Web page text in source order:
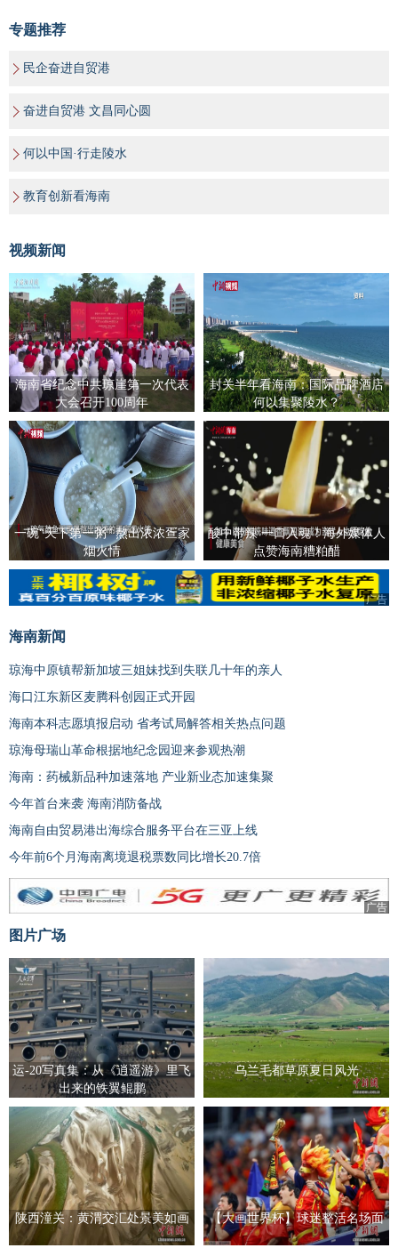
专题推荐
民企奋进自贸港
奋进自贸港 文昌同心圆
何以中国·行走陵水
教育创新看海南
视频新闻
海南省纪念中共琼崖第一次代表
大会召开100周年
封关半年看海南：国际品牌酒店
何以集聚陵水？
一碗“天下第一粥” 熬出浓浓疍家
烟火情
酸中带辣 一口入魂！海外媒体人
点赞海南糟粕醋
广告
海南新闻
琼海中原镇帮新加坡三姐妹找到失联几十年的亲人
海口江东新区麦腾科创园正式开园
海南本科志愿填报启动 省考试局解答相关热点问题
琼海母瑞山革命根据地纪念园迎来参观热潮
海南：药械新品种加速落地 产业新业态加速集聚
今年首台来袭 海南消防备战
海南自由贸易港出海综合服务平台在三亚上线
今年前6个月海南离境退税票数同比增长20.7倍
广告
图片广场
运-20写真集：从《逍遥游》里飞
出来的铁翼鲲鹏
乌兰毛都草原夏日风光
陕西潼关：黄渭交汇处景美如画 【大画世界杯】球迷整活名场面